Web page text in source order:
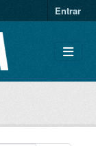
Entrar